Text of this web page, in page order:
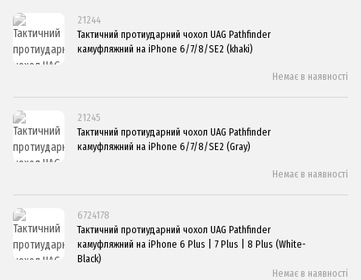
21244
Тактичний протиударний чохол UAG Pathfinder
камуфляжний на iPhone 6/7/8/SE2 (khaki)
Немає в наявності
21245
Тактичний протиударний чохол UAG Pathfinder
камуфляжний на iPhone 6/7/8/SE2 (Gray)
Немає в наявності
6724178
Тактичний протиударний чохол UAG Pathfinder
камуфляжний на iPhone 6 Plus | 7 Plus | 8 Plus (White-
Black)
Немає в наявності